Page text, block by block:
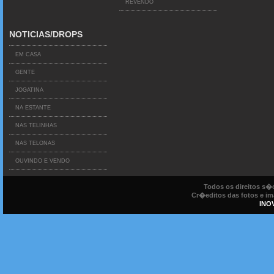
REVENDO
NOTICIAS/DROPS
EM CASA
GENTE
JOGATINA
NA ESTANTE
NAS TELINHAS
NAS TELONAS
OUVINDO E VENDO
Todos os direitos
Cr�editos das fotos e